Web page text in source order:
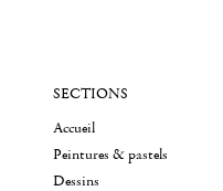
SECTIONS
Accueil
Peintures & pastels
Dessins